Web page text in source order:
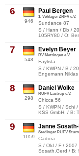
6
946
Paul Bergen
1. Vehlager ZRFV e.V.
Sundance 87
S / Hann / Db /
105RY80 / O:
7
548
Evelyn Beyer
RV Mettingen e.V.
Faylista
S / KWPN / B /
Engemann,Niklas
8
298
Daniel Wolke
RUFV Lastrup e.V.
Chicca 56
S / KWPN / Schi
KSS GmbH, / B:
9
1059
Janne
Stedinger RUFV
Cadora
S / Old / F / 2007
Sosath,Gerd / B: